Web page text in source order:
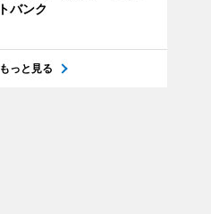
トバンク
もっと見る